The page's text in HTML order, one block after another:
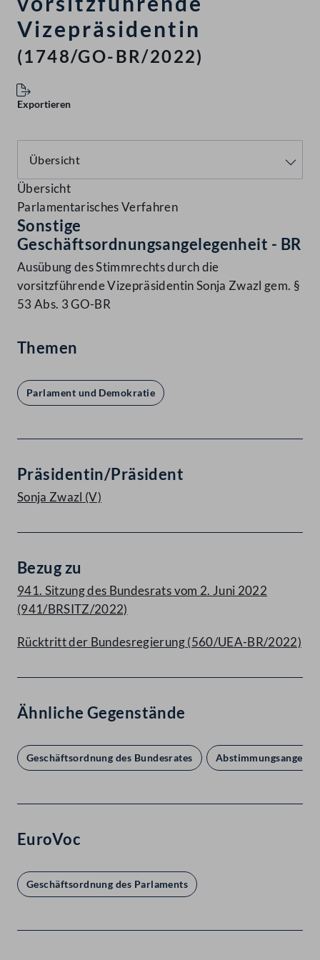
Vizepräsidentin
(1748/GO-BR/2022)
Exportieren
Übersicht
Parlamentarisches Verfahren
Sonstige
Geschäftsordnungsangelegenheit - BR
Ausübung des Stimmrechts durch die
vorsitzführende Vizepräsidentin Sonja Zwazl gem. §
53 Abs. 3 GO-BR
Themen
Parlament und Demokratie
Präsidentin/Präsident
Sonja Zwazl (V)
Bezug zu
941. Sitzung des Bundesrats vom 2. Juni 2022
(941/BRSITZ/2022)
Rücktritt der Bundesregierung (560/UEA-BR/2022)
Ähnliche Gegenstände
Geschäftsordnung des Bundesrates
EuroVoc
Geschäftsordnung des Parlaments